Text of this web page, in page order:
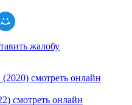
жалобу